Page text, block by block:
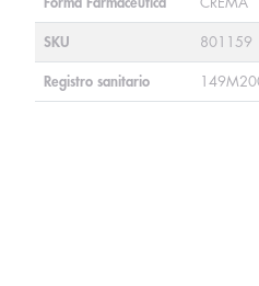
SKU 801159
Registro sanitario